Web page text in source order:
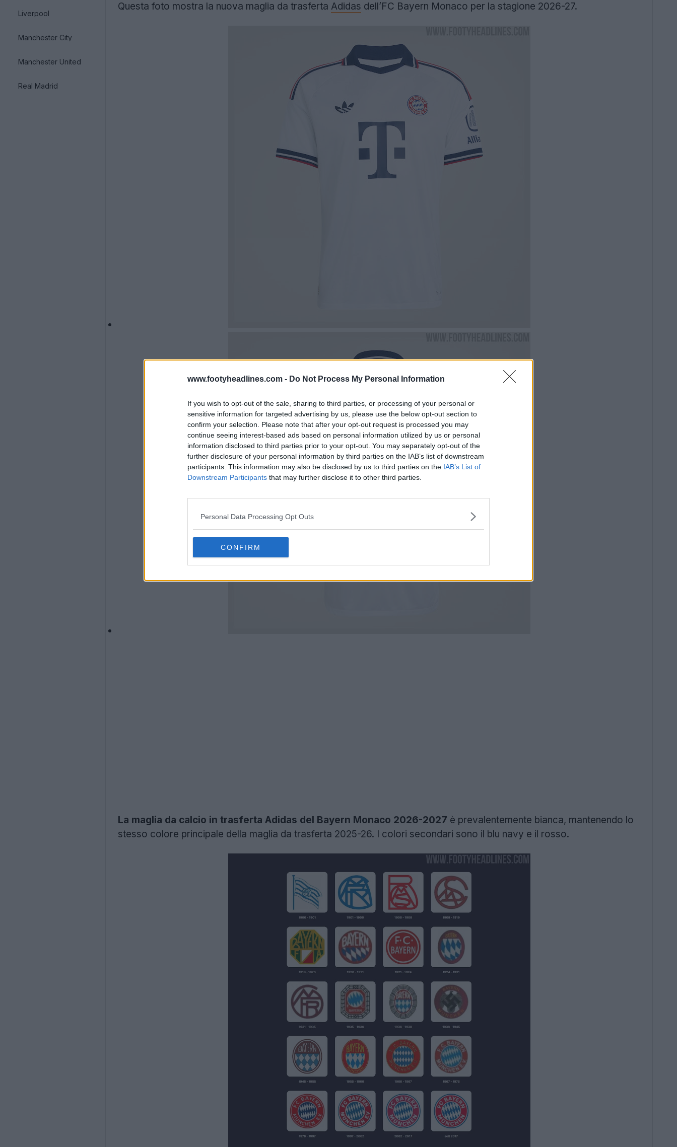
www.footyheadlines.com - Do Not Process My Personal Information
If you wish to opt-out of the sale, sharing to third parties, or processing of your personal or
sensitive information for targeted advertising by us, please use the below opt-out section to
confirm your selection. Please note that after your opt-out request is processed you may
continue seeing interest-based ads based on personal information utilized by us or personal
information disclosed to third parties prior to your opt-out. You may separately opt-out of the
further disclosure of your personal information by third parties on the IAB’s list of downstream
participants. This information may also be disclosed by us to third parties on the IAB’s List of
Downstream Participants that may further disclose it to other third parties.
Personal Data Processing Opt Outs
CONFIRM
Liverpool
Manchester City
Manchester United
Real Madrid
Questa foto mostra la nuova maglia da trasferta Adidas dell’FC Bayern Monaco per la stagione 2026-27.
La maglia da calcio in trasferta Adidas del Bayern Monaco 2026-2027 è prevalentemente bianca, mantenendo lo
stesso colore principale della maglia da trasferta 2025-26. I colori secondari sono il blu navy e il rosso.